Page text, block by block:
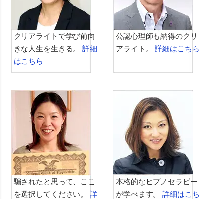
クリアライトで学び前向
きな人生を生きる。詳細
はこちら
公認心理師も納得のクリ
アライト。詳細はこちら
騙されたと思って、ここ
を選択してください。 詳
本格的なヒプノセラピー
が学べます。詳細はこち